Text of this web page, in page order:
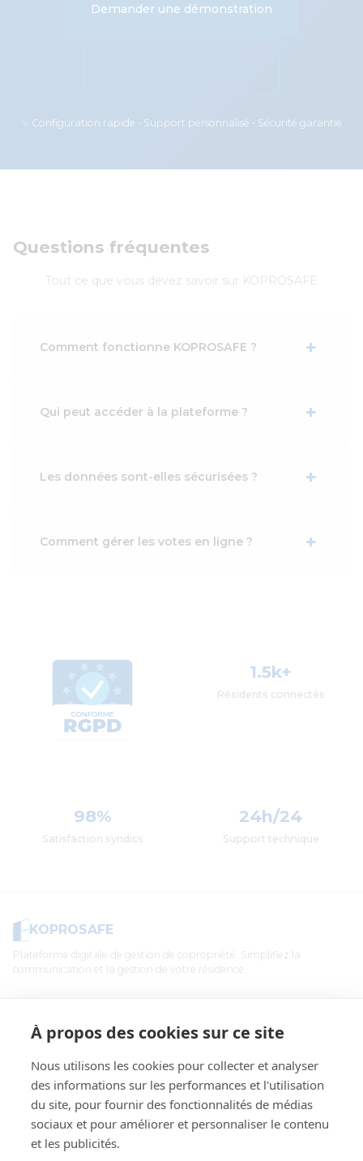
À propos des cookies sur ce site
Nous utilisons les cookies pour collecter et analyser
des informations sur les performances et l'utilisation
du site, pour fournir des fonctionnalités de médias
sociaux et pour améliorer et personnaliser le contenu
et les publicités.
Demander une démonstration
✨ Configuration rapide • Support personnalisé • Sécurité garantie
Questions fréquentes
Tout ce que vous devez savoir sur KOPROSAFE
Comment fonctionne KOPROSAFE ? +
Qui peut accéder à la plateforme ? +
Les données sont-elles sécurisées ? +
Comment gérer les votes en ligne ? +
1.5k+
Résidents connectés
98%
Satisfaction syndics
24h/24
Support technique
KOPROSAFE
Plateforme digitale de gestion de copropriété. Simplifiez la
communication et la gestion de votre résidence.
Suivez-nous
Légal
Mentions légales